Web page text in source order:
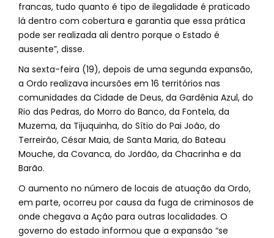
francas, tudo quanto é tipo de ilegalidade é praticado
lá dentro com cobertura e garantia que essa prática
pode ser realizada ali dentro porque o Estado é
ausente”, disse.
Na sexta-feira (19), depois de uma segunda expansão,
a Ordo realizava incursões em 16 territórios nas
comunidades da Cidade de Deus, da Gardênia Azul, do
Rio das Pedras, do Morro do Banco, da Fontela, da
Muzema, da Tijuquinha, do Sítio do Pai João, do
Terreirão, César Maia, de Santa Maria, do Bateau
Mouche, da Covanca, do Jordão, da Chacrinha e da
Barão.
O aumento no número de locais de atuação da Ordo,
em parte, ocorreu por causa da fuga de criminosos de
onde chegava a Ação para outras localidades. O
governo do estado informou que a expansão “se